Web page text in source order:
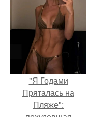
"Я Годами
Пряталась на
Пляже":